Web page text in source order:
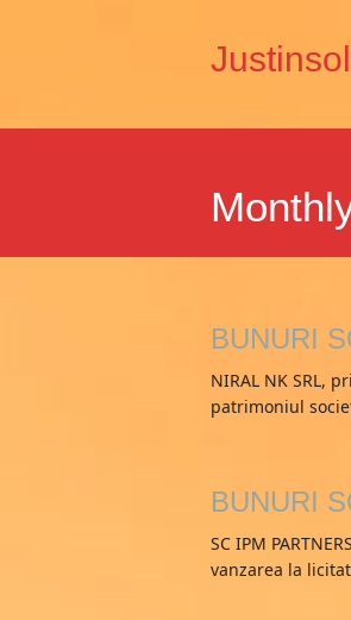
BUNURI
NIRAL NK SRL,
patrimoniul
BUNURI
SC IPM
vanzarea la